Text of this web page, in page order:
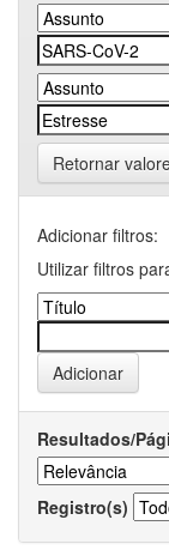
Retornar
Adicionar filtros:
Utilizar filtros
Resultados/
Registro(s)